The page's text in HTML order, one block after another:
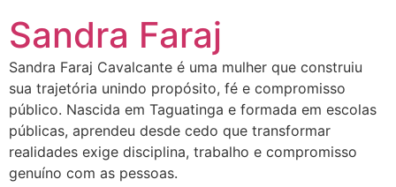
Sandra Faraj
Sandra Faraj Cavalcante é uma mulher que construiu
sua trajetória unindo propósito, fé e compromisso
público. Nascida em Taguatinga e formada em escolas
públicas, aprendeu desde cedo que transformar
realidades exige disciplina, trabalho e compromisso
genuíno com as pessoas.